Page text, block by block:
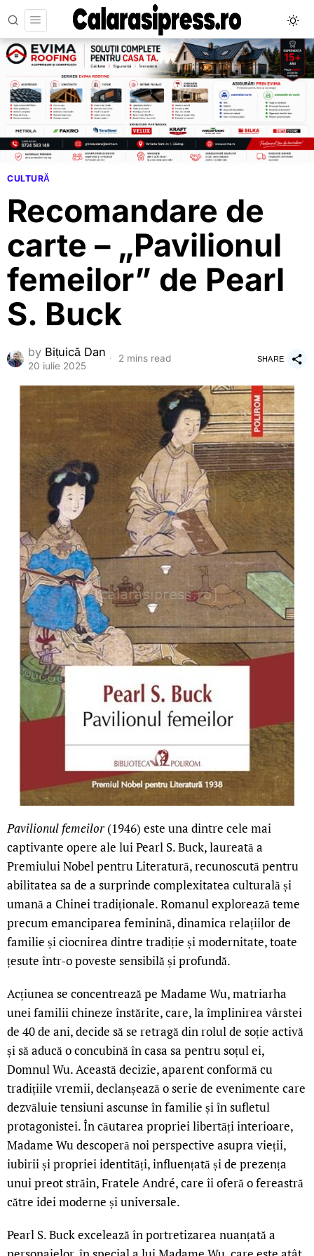
CULTURĂ
Recomandare de
carte – „Pavilionul
femeilor” de Pearl
S. Buck
by Bițuică Dan
20 iulie 2025
2 mins read SHARE
Pavilionul femeilor (1946) este una dintre cele mai
captivante opere ale lui Pearl S. Buck, laureată a
Premiului Nobel pentru Literatură, recunoscută pentru
abilitatea sa de a surprinde complexitatea culturală și
umană a Chinei tradiționale. Romanul explorează teme
precum emanciparea feminină, dinamica relațiilor de
familie și ciocnirea dintre tradiție și modernitate, toate
țesute într-o poveste sensibilă și profundă.
Acțiunea se concentrează pe Madame Wu, matriarha
unei familii chineze înstărite, care, la împlinirea vârstei
de 40 de ani, decide să se retragă din rolul de soție activă
și să aducă o concubină în casa sa pentru soțul ei,
Domnul Wu. Această decizie, aparent conformă cu
tradițiile vremii, declanșează o serie de evenimente care
dezvăluie tensiuni ascunse în familie și în sufletul
protagonistei. În căutarea propriei libertăți interioare,
Madame Wu descoperă noi perspective asupra vieții,
iubirii și propriei identități, influențată și de prezența
unui preot străin, Fratele André, care îi oferă o fereastră
către idei moderne și universale.
Pearl S. Buck excelează în portretizarea nuanțată a